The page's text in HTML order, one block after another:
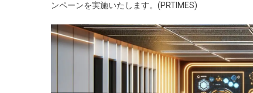
ンペーンを実施いたします。(PRTIMES)